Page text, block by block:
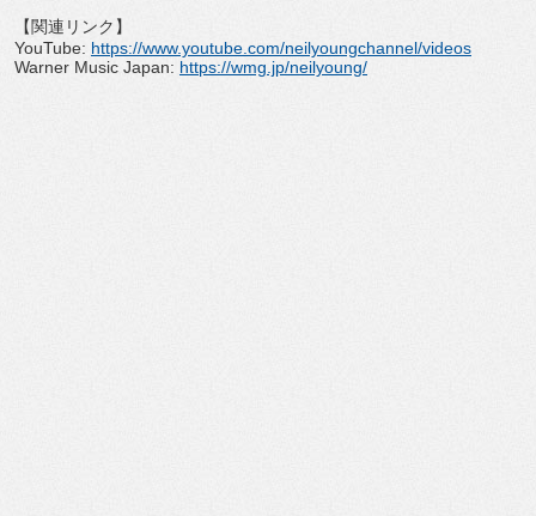
【関連リンク】
YouTube: https://www.youtube.com/neilyoungchannel/videos
Warner Music Japan: https://wmg.jp/neilyoung/